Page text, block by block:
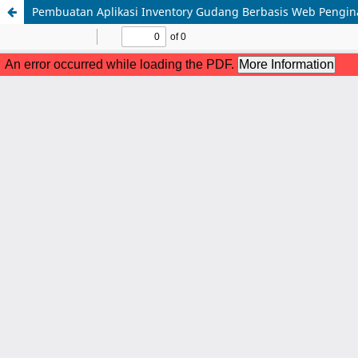
Pembuatan Aplikasi Inventory Gudang Berbasis Web